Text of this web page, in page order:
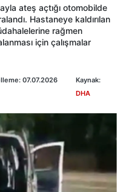
ateş açtığı otomobilde
Hastaneye kaldırılan
rağmen
için çalışmalar
07.07.2026
Kaynak:
DHA